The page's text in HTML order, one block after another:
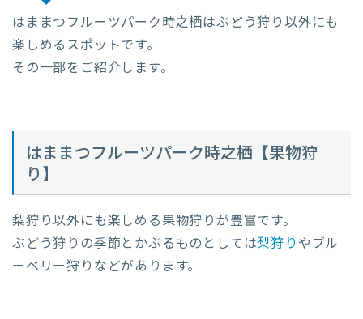
はままつフルーツパーク時之栖はぶどう狩り以外にも
楽しめるスポットです。
その一部をご紹介します。
はままつフルーツパーク時之栖【果物狩
り】
梨狩り以外にも楽しめる果物狩りが豊富です。
ぶどう狩りの季節とかぶるものとしては梨狩りやブル
ーベリー狩りなどがあります。